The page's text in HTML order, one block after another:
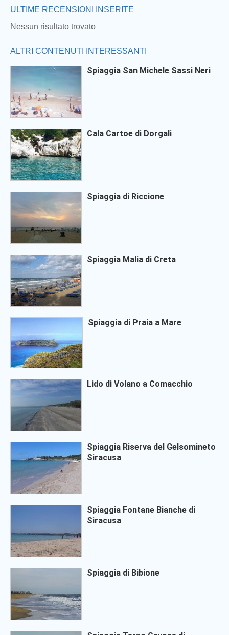
ULTIME RECENSIONI INSERITE
Nessun risultato trovato
ALTRI CONTENUTI INTERESSANTI
Spiaggia San Michele Sassi Neri
Cala Cartoe di Dorgali
Spiaggia di Riccione
Spiaggia Malia di Creta
Spiaggia di Praia a Mare
Lido di Volano a Comacchio
Spiaggia Riserva del Gelsomineto
Siracusa
Spiaggia Fontane Bianche di
Siracusa
Spiaggia di Bibione